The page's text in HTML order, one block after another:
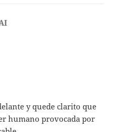
y quede clarito que
humano provocada por